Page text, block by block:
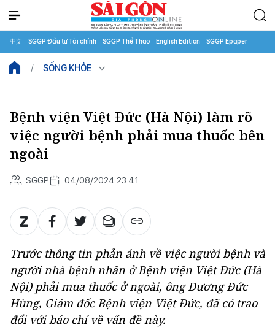
中文 SGGP Đầu tư Tài chính SGGP Thể Thao English Edition SGGP Epaper
SỐNG KHỎE
Bệnh viện Việt Đức (Hà Nội) làm rõ
việc người bệnh phải mua thuốc bên
ngoài
SGGP 04/08/2024 23:41
Trước thông tin phản ánh về việc người bệnh và
người nhà bệnh nhân ở Bệnh viện Việt Đức (Hà
Nội) phải mua thuốc ở ngoài, ông Dương Đức
Hùng, Giám đốc Bệnh viện Việt Đức, đã có trao
đổi với báo chí về vấn đề này.